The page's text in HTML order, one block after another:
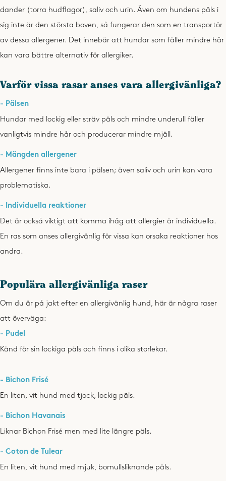
dander (torra hudflagor), saliv och urin. Även om hundens päls i
sig inte är den största boven, så fungerar den som en transportör
av dessa allergener. Det innebär att hundar som fäller mindre hår
kan vara bättre alternativ för allergiker.
Varför vissa rasar anses vara allergivänliga?
- Pälsen
Hundar med lockig eller sträv päls och mindre underull fäller
vanligtvis mindre hår och producerar mindre mjäll.
- Mängden allergener
Allergener finns inte bara i pälsen; även saliv och urin kan vara
problematiska.
- Individuella reaktioner
Det är också viktigt att komma ihåg att allergier är individuella.
En ras som anses allergivänlig för vissa kan orsaka reaktioner hos
andra.
Populära allergivänliga raser
Om du är på jakt efter en allergivänlig hund, här är några raser
att överväga:
- Pudel
Känd för sin lockiga päls och finns i olika storlekar.
- Bichon Frisé
En liten, vit hund med tjock, lockig päls.
- Bichon Havanais
Liknar Bichon Frisé men med lite längre päls.
- Coton de Tulear
En liten, vit hund med mjuk, bomullsliknande päls.